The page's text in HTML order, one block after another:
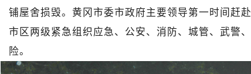
铺屋舍损毁。黄冈市委市政府主要领导第一时间赶
市区两级紧急组织应急、公安、消防、城管、武警
险。